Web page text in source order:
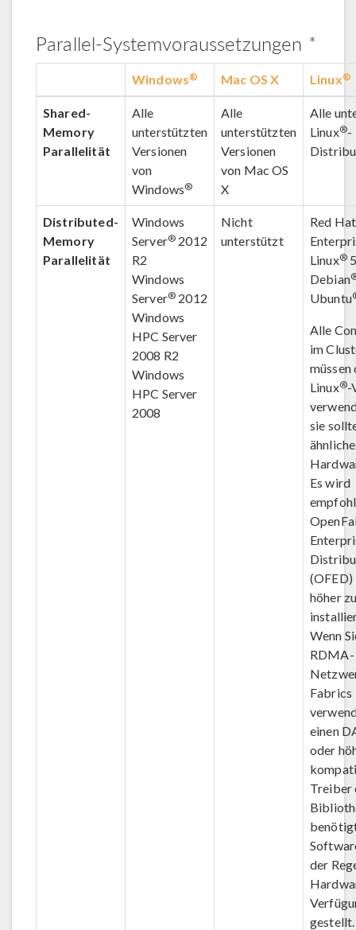
Parallel-Systemvoraussetzungen *
Windows® Mac OS X Linux®
Shared-
Memory
Parallelität
Alle
unterstützten
Versionen
von
Windows®
Alle
unterstützten
Versionen
von Mac OS
X
Alle
Linux®-
Distributed-
Memory
Parallelität
Windows
Server® 2012
R2
Windows
Server® 2012
Windows
HPC Server
2008 R2
Windows
HPC Server
2008
Nicht
unterstützt
Red Hat
Linux®
Debian
Ubuntu
Alle
im
müssen
Linux®-
sie
ähnliche
Es wird
(OFED)
höher
Wenn
RDMA-
Fabrics
einen
oder
Treiber
der
gestellt.